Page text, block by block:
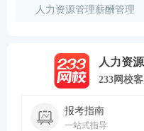
人力资源管理薪酬管理
人力资
233网校
报考指南
一站式指导